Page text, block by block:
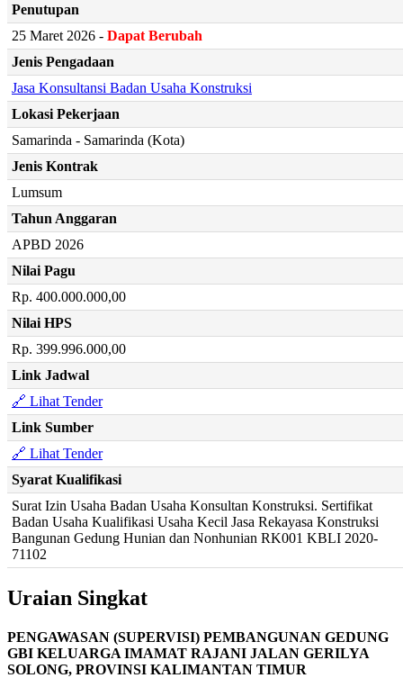
Penutupan
25 Maret 2026 - Dapat Berubah
Jenis Pengadaan
Jasa Konsultansi Badan Usaha Konstruksi
Lokasi Pekerjaan
Samarinda - Samarinda (Kota)
Jenis Kontrak
Lumsum
Tahun Anggaran
APBD 2026
Nilai Pagu
Rp. 400.000.000,00
Nilai HPS
Rp. 399.996.000,00
Link Jadwal
🔗 Lihat Tender
Link Sumber
🔗 Lihat Tender
Syarat Kualifikasi
Surat Izin Usaha Badan Usaha Konsultan Konstruksi. Sertifikat
Badan Usaha Kualifikasi Usaha Kecil Jasa Rekayasa Konstruksi
Bangunan Gedung Hunian dan Nonhunian RK001 KBLI 2020-
71102
Uraian Singkat
PENGAWASAN (SUPERVISI) PEMBANGUNAN GEDUNG
GBI KELUARGA IMAMAT RAJANI JALAN GERILYA
SOLONG, PROVINSI KALIMANTAN TIMUR